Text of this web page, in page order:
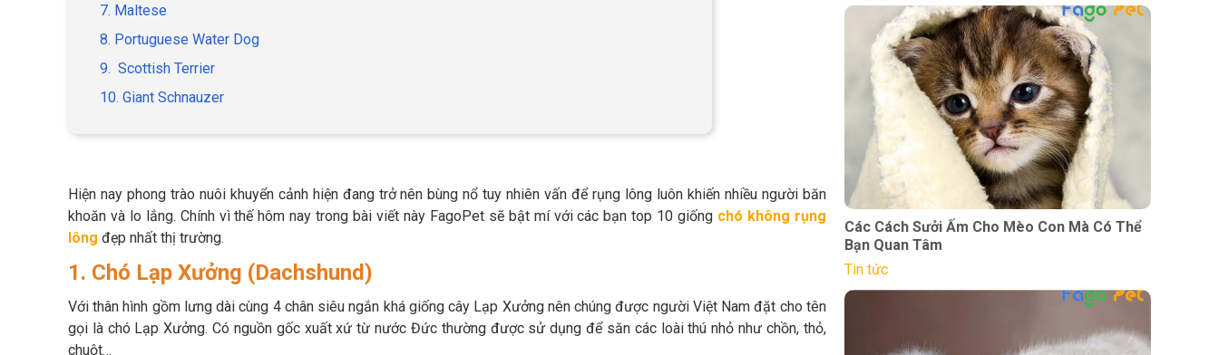
7. Maltese
8. Portuguese Water Dog
9. Scottish Terrier
10. Giant Schnauzer
Hiện nay phong trào nuôi khuyển cảnh hiện đang trở nên bùng nổ tuy nhiên vấn để rụng lông luôn khiến nhiều người băn
khoăn và lo lắng. Chính vì thế hôm nay trong bài viết này FagoPet sẽ bật mí với các bạn top 10 giống chó không rụng
lông đẹp nhất thị trường.
1. Chó Lạp Xưởng (Dachshund)
Với thân hình gồm lưng dài cùng 4 chân siêu ngắn khá giống cây Lạp Xưởng nên chúng được người Việt Nam đặt cho tên
gọi là chó Lạp Xưởng. Có nguồn gốc xuất xứ từ nước Đức thường được sử dụng để săn các loài thú nhỏ như chồn, thỏ,
chuột…
Các Cách Sưởi Ấm Cho Mèo Con Mà Có Thể
Bạn Quan Tâm
Tin tức